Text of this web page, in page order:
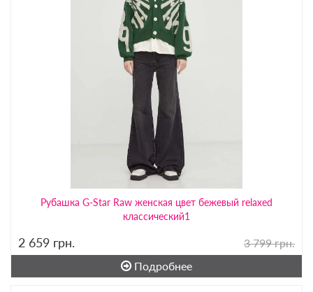
Рубашка G-Star Raw женская цвет бежевый relaxed
классический1
2 659 грн.
3 799 грн.
Подробнее